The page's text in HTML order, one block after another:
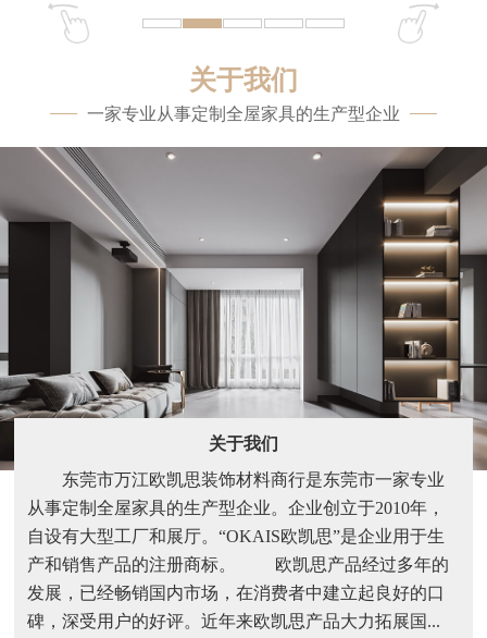
关于我们
一家专业从事定制全屋家具的生产型企业
关于我们
东莞市万江欧凯思装饰材料商行是东莞市一家专业
从事定制全屋家具的生产型企业。企业创立于2010年，
自设有大型工厂和展厅。“OKAIS欧凯思”是企业用于生
产和销售产品的注册商标。 欧凯思产品经过多年的
发展，已经畅销国内市场，在消费者中建立起良好的口
碑，深受用户的好评。近年来欧凯思产品大力拓展国...